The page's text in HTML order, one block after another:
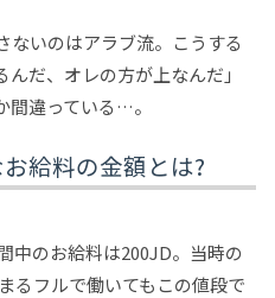
ないのはアラブ流。こうする
だ、オレの方が上なんだ」
間違っている…。
給料の金額とは?
中のお給料は200JD。当時の
るフルで働いてもこの値段で